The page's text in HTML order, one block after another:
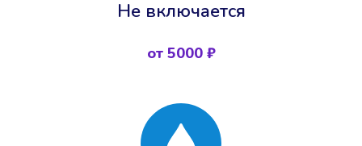
Не включается
от 5000 ₽